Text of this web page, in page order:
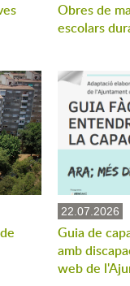
Obres de
escolars
22.07.2026
Guia de
amb
web de